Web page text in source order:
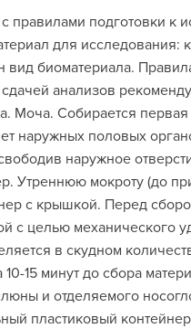
правилами подготовки к
для исследования:
вид биоматериала.
анализов
Моча. Собирается
наружных половых
наружное
Утреннюю мокроту (до
с крышкой. Перед
с целью механического
в скудном
15 минут до сбора
и отделяемого
пластиковый